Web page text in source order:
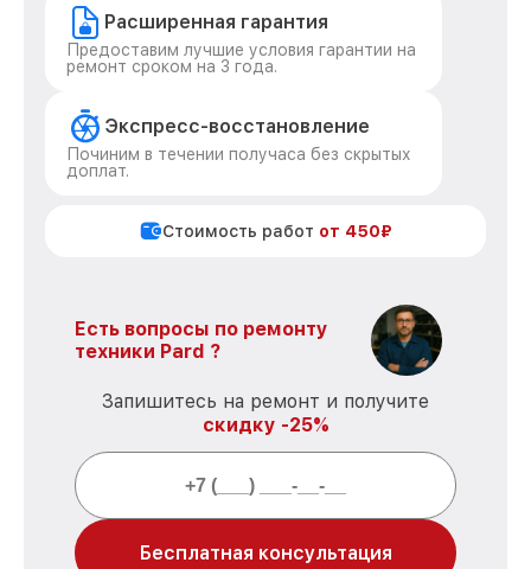
Расширенная гарантия
Предоставим лучшие условия гарантии на
ремонт сроком на 3 года.
Экспресс-восстановление
Починим в течении получаса без скрытых
доплат.
Стоимость работ от 450₽
Есть вопросы по ремонту
техники Pard ?
Запишитесь на ремонт и получите
скидку -25%
Бесплатная консультация